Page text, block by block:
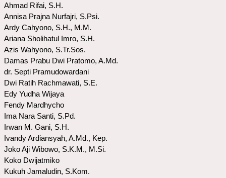
Ahmad Rifai, S.H.
Annisa Prajna Nurfajri, S.Psi.
Ardy Cahyono, S.H., M.M.
Ariana Sholihatul Imro, S.H.
Azis Wahyono, S.Tr.Sos.
Damas Prabu Dwi Pratomo, A.Md.
dr. Septi Pramudowardani
Dwi Ratih Rachmawati, S.E.
Edy Yudha Wijaya
Fendy Mardhycho
Ima Nara Santi, S.Pd.
Irwan M. Gani, S.H.
Ivandy Ardiansyah, A.Md., Kep.
Joko Aji Wibowo, S.K.M., M.Si.
Koko Dwijatmiko
Kukuh Jamaludin, S.Kom.